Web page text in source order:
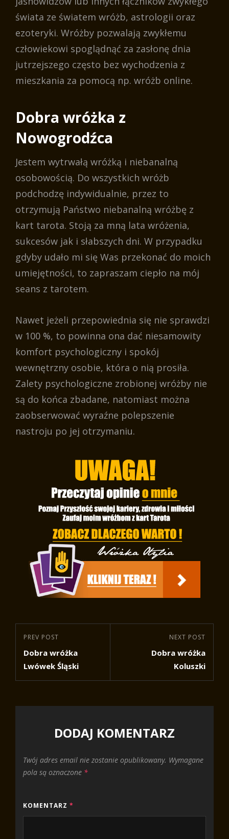
świata ze światem wróżb, astrologii oraz
ezoteryki. Wróżby pozwalają zwykłemu
człowiekowi spoglądnąć za zasłonę dnia
jutrzejszego często bez wychodzenia z
mieszkania za pomocą np. wróżb online.
Dobra wróżka z
Nowogrodźca
Jestem wytrwałą wróżką i niebanalną
osobowością. Do wszystkich wróżb
podchodzę indywidualnie, przez to
otrzymują Państwo niebanalną wróżbę z
kart tarota. Stoją za mną lata wróżenia,
sukcesów jak i słabszych dni. W przypadku
gdyby udało mi się Was przekonać do moich
umiejętności, to zapraszam ciepło na mój
seans z tarotem.
Nawet jeżeli przepowiednia się nie sprawdzi
w 100 %, to powinna ona dać niesamowity
komfort psychologiczny i spokój
wewnętrzny osobie, która o nią prosiła.
Zalety psychologiczne zrobionej wróżby nie
są do końca zbadane, natomiast można
zaobserwować wyraźne polepszenie
nastroju po jej otrzymaniu.
Nawigacja
wpisu
Previous
Post
PREV POST
Dobra wróżka
Lwówek Śląski
NEXT POST
Dobra wróżka
Koluszki
DODAJ KOMENTARZ
Twój adres email nie zostanie opublikowany. Wymagane
pola są oznaczone *
KOMENTARZ *